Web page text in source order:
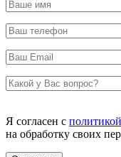
Я согласен с
на обработку своих